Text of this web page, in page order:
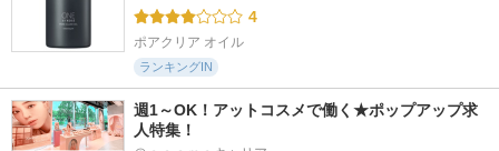
4
ポアクリア オイル
ランキングIN
週1～OK！アットコスメで働く★ポップアップ求
人特集！